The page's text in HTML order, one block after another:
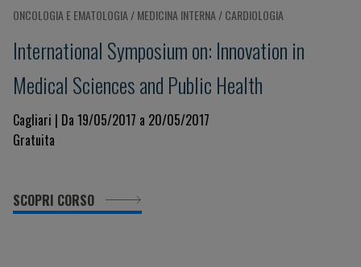
ONCOLOGIA E EMATOLOGIA / MEDICINA INTERNA / CARDIOLOGIA
International Symposium on: Innovation in
Medical Sciences and Public Health
Cagliari | Da 19/05/2017 a 20/05/2017
Gratuita
SCOPRI CORSO